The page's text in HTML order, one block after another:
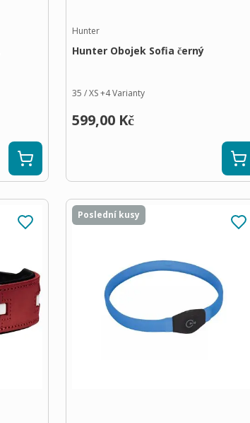
Hunter
Hunter Obojek Sofia černý
35 / XS+4Varianty
599,00 Kč
Poslední kusy